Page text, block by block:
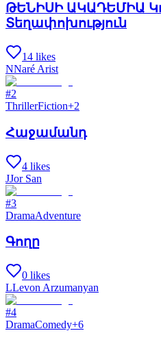
ԹԵՆԻՍԻ ԱԿԱԴԵՄԻԱ
Տեղափոխություն
14 likes
NNaré Arist
#2
ThrillerFiction+2
Հաջամանդ
4 likes
JJor San
#3
DramaAdventure
Գողը
0 likes
LLevon Arzumanyan
#4
DramaComedy+6